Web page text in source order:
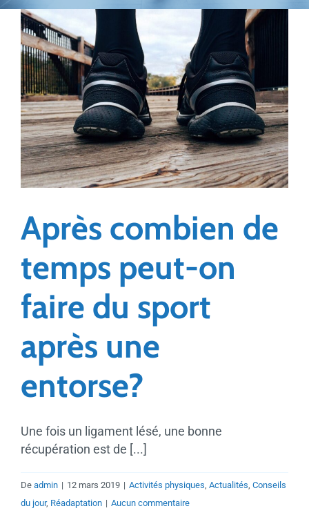
Après combien de
temps peut-on
faire du sport
après une
entorse?
Une fois un ligament lésé, une bonne
récupération est de [...]
De admin | 12 mars 2019 | Activités physiques, Actualités, Conseils
du jour, Réadaptation | Aucun commentaire